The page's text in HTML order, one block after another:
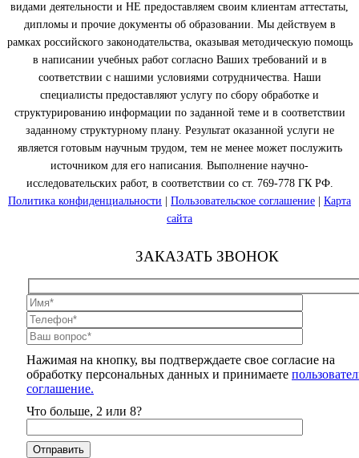
видами деятельности и НЕ предоставляем своим клиентам аттестаты,
дипломы и прочие документы об образовании. Мы действуем в
рамках российского законодательства, оказывая методическую помощь
в написании учебных работ согласно Ваших требований и в
соответствии с нашими условиями сотрудничества. Наши
специалисты предоставляют услугу по сбору обработке и
структурированию информации по заданной теме и в соответствии
заданному структурному плану. Результат оказанной услуги не
является готовым научным трудом, тем не менее может послужить
источником для его написания. Выполнение научно-
исследовательских работ, в соответствии со ст. 769-778 ГК РФ.
Политика конфиденциальности
Пользовательское соглашение
Карта
сайта
ЗАКАЗАТЬ ЗВОНОК
Нажимая на кнопку, вы подтверждаете свое согласие на
обработку персональных данных и принимаете
соглашение.
Что больше, 2 или 8?